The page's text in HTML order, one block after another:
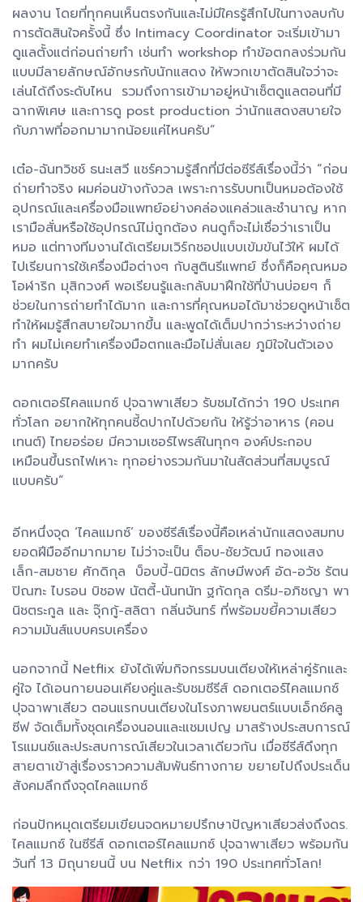
ผลงาน โดยที่ทุกคนเห็นตรงกันและไม่มีใครรู้สึกไปในทางลบกับ
การตัดสินใจครั้งนี้ ซึ่ง Intimacy Coordinator จะเริ่มเข้ามา
ดูแลตั้งแต่ก่อนถ่ายทำ เช่นทำ workshop ทำข้อตกลงร่วมกัน
แบบมีลายลักษณ์อักษรกับนักแสดง ให้พวกเขาตัดสินใจว่าจะ
เล่นได้ถึงระดับไหน รวมถึงการเข้ามาอยู่หน้าเซ็ตดูแลตอนที่มี
ฉากพิเศษ และการดู post production ว่านักแสดงสบายใจ
กับภาพที่ออกมามากน้อยแค่ไหนครับ”
เต๋อ-ฉันทวิชช์ ธนะเสวี แชร์ความรู้สึกที่มีต่อซีรีส์เรื่องนี้ว่า “ก่อน
ถ่ายทำจริง ผมค่อนข้างกังวล เพราะการรับบทเป็นหมอต้องใช้
อุปกรณ์และเครื่องมือแพทย์อย่างคล่องแคล่วและชำนาญ หาก
เรามือสั่นหรือใช้อุปกรณ์ไม่ถูกต้อง คนดูก็จะไม่เชื่อว่าเราเป็น
หมอ แต่ทางทีมงานได้เตรียมเวิร์กชอปแบบเข้มข้นไว้ให้ ผมได้
ไปเรียนการใช้เครื่องมือต่างๆ กับสูตินรีแพทย์ ซึ่งก็คือคุณหมอ
โอฬาริก มุสิกวงศ์ พอเรียนรู้และกลับมาฝึกใช้ที่บ้านบ่อยๆ ก็
ช่วยในการถ่ายทำได้มาก และการที่คุณหมอได้มาช่วยดูหน้าเซ็ต
ทำให้ผมรู้สึกสบายใจมากขึ้น และพูดได้เต็มปากว่าระหว่างถ่าย
ทำ ผมไม่เคยทำเครื่องมือตกและมือไม่สั่นเลย ภูมิใจในตัวเอง
มากครับ
ดอกเตอร์ไคลแมกซ์ ปุจฉาพาเสียว รับชมได้กว่า 190 ประเทศ
ทั่วโลก อยากให้ทุกคนซี้ดปากไปด้วยกัน ให้รู้ว่าอาหาร (คอน
เทนต์) ไทยอร่อย มีความเซอร์ไพรส์ในทุกๆ องค์ประกอบ
เหมือนขึ้นรถไฟเหาะ ทุกอย่างรวมกันมาในสัดส่วนที่สมบูรณ์
แบบครับ”
อีกหนึ่งจุด ‘ไคลแมกซ์’ ของซีรีส์เรื่องนี้คือเหล่านักแสดงสมทบ
ยอดฝีมืออีกมากมาย ไม่ว่าจะเป็น ต็อบ-ชัยวัฒน์ ทองแสง
เล็ก-สมชาย ศักดิกุล บ็อบบี้-นิมิตร ลักษมีพงศ์ อัด-อวัช รัตน
ปิณฑะ ไบรอน บิชอพ นัตตี้-นันทนัท ฐกัดกุล ดรีม-อภิชญา พา
นิชตระกูล และ จุ๊กกู้-สลิตา กลิ่นจันทร์ ที่พร้อมขยี้ความเสียว
ความมันส์แบบครบเครื่อง
นอกจากนี้ Netflix ยังได้เพิ่มกิจกรรมบนเตียงให้เหล่าคู่รักและ
คู่ใจ ได้เอนกายนอนเคียงคู่และรับชมซีรีส์ ดอกเตอร์ไคลแมกซ์
ปุจฉาพาเสียว ตอนแรกบนเตียงในโรงภาพยนตร์แบบเอ็กซ์คลู
ซีฟ จัดเต็มทั้งชุดเครื่องนอนและแชมเปญ มาสร้างประสบการณ์
โรแมนซ์และประสบการณ์เสียวในเวลาเดียวกัน เมื่อซีรีส์ดึงทุก
สายตาเข้าสู่เรื่องราวความสัมพันธ์ทางกาย ขยายไปถึงประเด็น
สังคมลึกถึงจุดไคลแมกซ์
ก่อนปักหมุดเตรียมเขียนจดหมายปรึกษาปัญหาเสียวส่งถึงดร.
ไคลแมกซ์ ในซีรีส์ ดอกเตอร์ไคลแมกซ์ ปุจฉาพาเสียว พร้อมกัน
วันที่ 13 มิถุนายนนี้ บน Netflix กว่า 190 ประเทศทั่วโลก!